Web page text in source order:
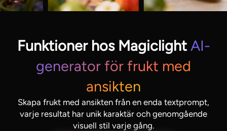
Funktioner hos Magiclight AI-
generator för frukt med
ansikten
Skapa frukt med ansikten från en enda textprompt,
varje resultat har unik karaktär och genomgående
visuell stil varje gång.